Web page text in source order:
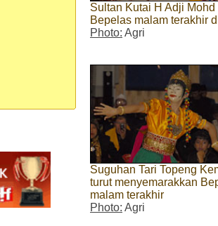
Sultan Kutai H Adji
Bepelas malam terakhir
Photo: Agri
Suguhan Tari Topeng
turut menyemarakkan
malam terakhir
Photo: Agri